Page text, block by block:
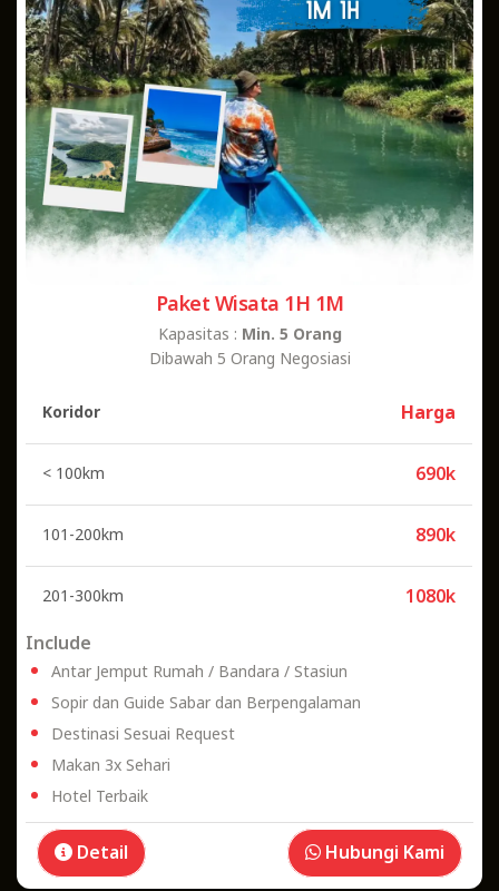
Paket Wisata 1H 1M
Kapasitas : Min. 5 Orang
Dibawah 5 Orang Negosiasi
Koridor
Harga
< 100km 690k
101-200km 890k
201-300km
1080k
Include
Antar Jemput Rumah / Bandara / Stasiun
Sopir dan Guide Sabar dan Berpengalaman
Destinasi Sesuai Request
Makan 3x Sehari
Hotel Terbaik
Detail Hubungi Kami